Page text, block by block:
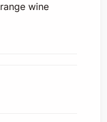
wine